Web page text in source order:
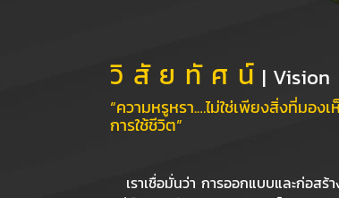
วิ สั ย ทั ศ น์ | Vision
“ความหรูหรา.…ไม่ใช่เพียงสิ่งที่มองเ
การใช้ชีวิต”
เราเชื่อมั่นว่า การออกแบบและก่อสร้